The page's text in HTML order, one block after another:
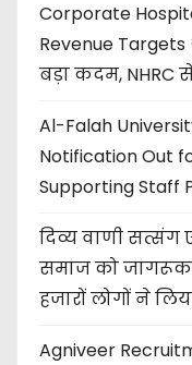
Corporate
Revenue
बड़ा कदम, NHRC
Al-Falah
Notification Out
Supporting Staff
दिव्य वाणी सत्संग
समाज को
हजारों लोगों ने
Agniveer